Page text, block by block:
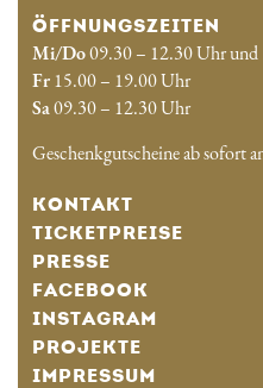
ÖFFNUNGSZEITEN
Mi/Do09.30 – 12.30 Uhr
Fr15.00 – 19.00 Uhr
Sa09.30 – 12.30 Uhr
Geschenkgutscheine ab sofort
KONTAKT
TICKETPREISE
PRESSE
FACEBOOK
INSTAGRAM
PROJEKTE
IMPRESSUM